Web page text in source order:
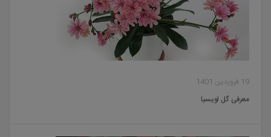
19 فروردین 1401
معرفی گل لویسیا